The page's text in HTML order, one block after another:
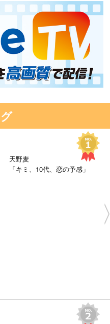
天野麦
「キミ、10代、恋の予感」